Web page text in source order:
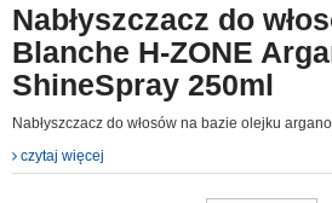
Nabłyszczacz do
Blanche H-ZONE
ShineSpray 250ml
Nabłyszczacz do włosów na bazie olejku
czytaj więcej